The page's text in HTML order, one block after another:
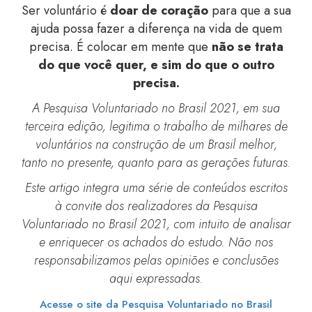
Ser voluntário é doar de coraçãopara que a sua
ajuda possa fazer a diferença na vida de quem
precisa. É colocar em mente que não se trata
do que você quer, e sim do que o outro
precisa.
A Pesquisa Voluntariado no Brasil 2021, em sua
terceira edição, legitima o trabalho de milhares de
voluntários na construção de um Brasil melhor,
tanto no presente, quanto para as gerações futuras.
Este artigo integra uma série de conteúdos escritos
à convite dos realizadores da Pesquisa
Voluntariado no Brasil 2021, com intuito de analisar
e enriquecer os achados do estudo. Não nos
responsabilizamos pelas opiniões e conclusões
aqui expressadas.
Acesse o site da Pesquisa Voluntariado no Brasil